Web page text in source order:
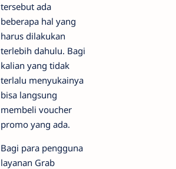
tersebut ada
beberapa hal yang
harus dilakukan
terlebih dahulu. Bagi
kalian yang tidak
terlalu menyukainya
bisa langsung
membeli voucher
promo yang ada.
Bagi para pengguna
layanan Grab